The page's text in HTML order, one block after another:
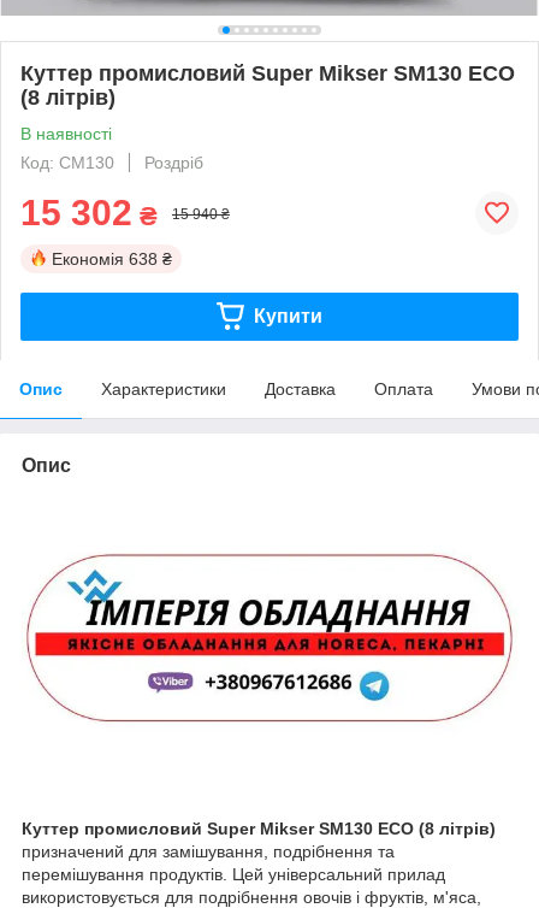
Куттер промисловий Super Mikser SM130 ECO
(8 літрів)
В наявності
Код: CM130
Роздріб
15 302 ₴ 15 940 ₴
Економія 638 ₴
Купити
Опис Характеристики Доставка Оплата Умови
Опис
Куттер промисловий Super Mikser SM130 ECO (8 літрів)
призначений для замішування, подрібнення та
перемішування продуктів. Цей універсальний прилад
використовується для подрібнення овочів і фруктів, м'яса,